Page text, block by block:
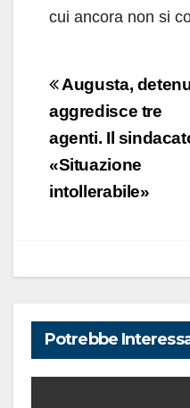
cui ancora non si
articoli
Augusta,
aggredisce tre
agenti. Il
«Situazione
intollerabile»
Potrebbe